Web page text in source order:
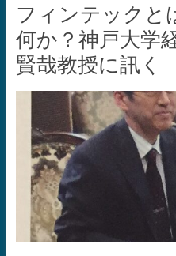
フィンテックと
何か？神戸大学
賢哉教授に訊く